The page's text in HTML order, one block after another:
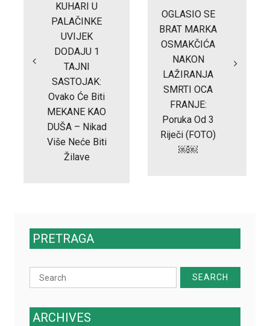
KUHARI U
PALAČINKE
UVIJEK
DODAJU 1
TAJNI
SASTOJAK:
Ovako Će Biti
MEKANE KAO
DUŠA – Nikad
Više Neće Biti
Žilave
OGLASIO SE
BRAT MARKA
OSMAKČIĆA
NAKON
LAŽIRANJA
SMRTI OCA
FRANJE:
Poruka Od 3
Riječi (FOTO)
￼￼
PRETRAGA
Search
for:
ARCHIVES